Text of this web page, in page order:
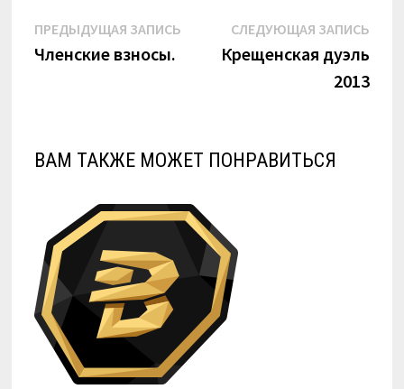
Навигация
по
ПРЕДЫДУЩАЯ ЗАПИСЬПредыдущая
запись:
Членские взносы.
СЛЕДУЮЩАЯ ЗАПИСЬ
Крещенская дуэль
2013
ВАМ ТАКЖЕ МОЖЕТ ПОНРАВИТЬСЯ